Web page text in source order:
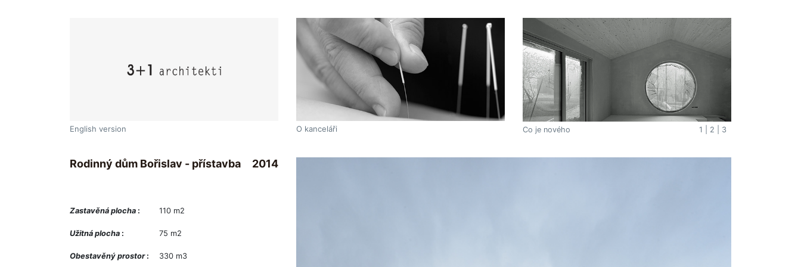
English version O kanceláři 1 2 3
Co je nového
2014
Rodinný dům Bořislav - přístavba
Zastavěná plocha : 110 m2
Užitná plocha : 75 m2
Obestavěný prostor: 330 m3